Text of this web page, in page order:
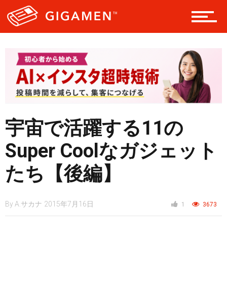
ニュース
宇宙で活躍する11の
Super Coolなガジェット
たち【後編】
By A.サカナ 2015年7月16日 1 3673